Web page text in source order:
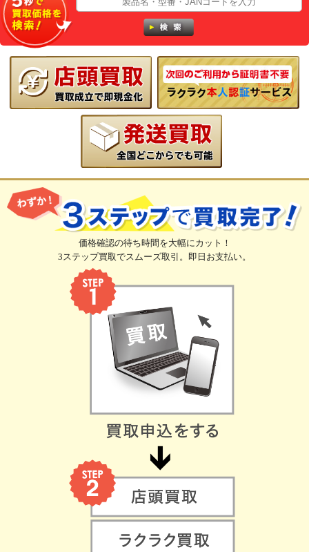
価格確認の待ち時間を大幅にカット！
3ステップ買取でスムーズ取引。即日お支払い。